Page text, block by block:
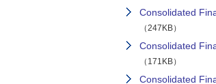
Consolidated
（247KB）
Consolidated
（171KB）
Consolidated